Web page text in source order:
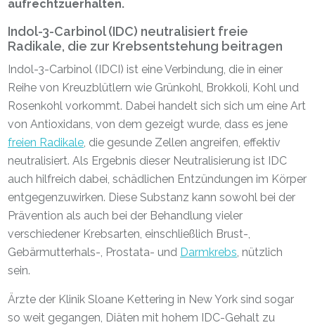
aufrechtzuerhalten.
Indol-3-Carbinol (IDC) neutralisiert freie
Radikale, die zur Krebsentstehung beitragen
Indol-3-Carbinol (IDCI) ist eine Verbindung, die in einer
Reihe von Kreuzblütlern wie Grünkohl, Brokkoli, Kohl und
Rosenkohl vorkommt. Dabei handelt sich sich um eine Art
von Antioxidans, von dem gezeigt wurde, dass es jene
freien Radikale , die gesunde Zellen angreifen, effektiv
neutralisiert. Als Ergebnis dieser Neutralisierung ist IDC
auch hilfreich dabei, schädlichen Entzündungen im Körper
entgegenzuwirken. Diese Substanz kann sowohl bei der
Prävention als auch bei der Behandlung vieler
verschiedener Krebsarten, einschließlich Brust-,
Gebärmutterhals-, Prostata- und Darmkrebs , nützlich
sein.
Ärzte der Klinik Sloane Kettering in New York sind sogar
so weit gegangen, Diäten mit hohem IDC-Gehalt zu